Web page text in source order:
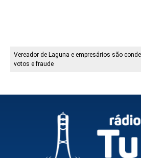
Vereador de Laguna e empresários são
votos e fraude